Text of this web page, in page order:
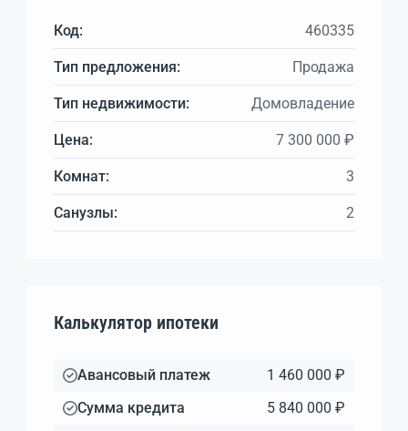
Код: 460335
Тип предложения: Продажа
Тип недвижимости: Домовладение
Цена: 7 300 000 ₽
Комнат: 3
Санузлы: 2
Калькулятор ипотеки
Авансовый платеж
1 460 000 ₽
Сумма кредита
5 840 000 ₽